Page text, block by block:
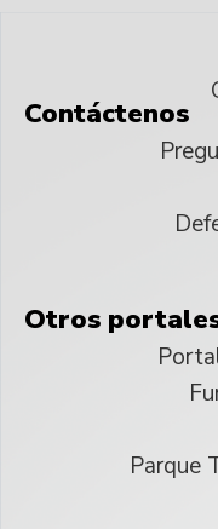
Contáctenos
Otros
Parque